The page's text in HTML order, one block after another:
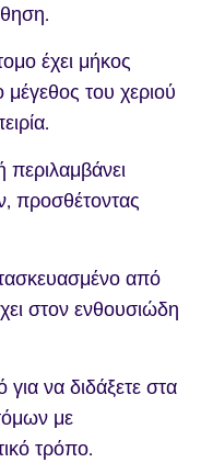
έχει μήκος
του χεριού
προσθέτοντας
από
στον ενθουσιώδη
για να διδάξετε στα
με
τρόπο.